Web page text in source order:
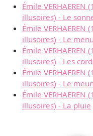
Émile
illusoires) - Le
Émile
illusoires) - Le
Émile
illusoires) - Les
Émile
illusoires) - Le
Émile
illusoires) - La pluie